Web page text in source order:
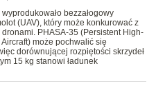
wyprodukowało bezzałogowy
(UAV), który może konkurować z
PHASA-35 (Persistent High-
może pochwalić się
dorównującej rozpiętości skrzydeł
15 kg stanowi ładunek